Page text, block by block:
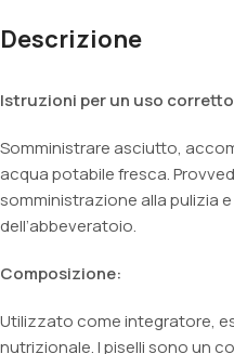
Descrizione
Istruzioni per un uso
Somministrare asciutto,
acqua potabile fresca.
somministrazione alla pulizia
dell’abbeveratoio.
Composizione:
Utilizzato come integratore,
nutrizionale. I piselli sono un